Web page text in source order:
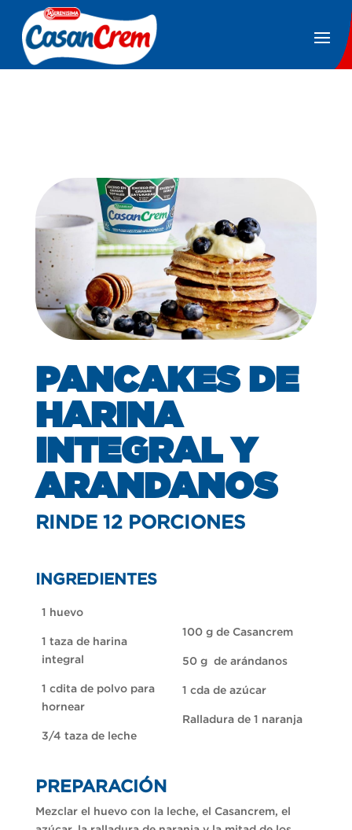
PANCAKES DE
HARINA
INTEGRAL Y
ARANDANOS
RINDE 12 PORCIONES
INGREDIENTES
1 huevo
1 taza de harina
integral
1 cdita de polvo para
hornear
3/4 taza de leche
100 g de Casancrem
50 g de arándanos
1 cda de azúcar
Ralladura de 1 naranja
PREPARACIÓN
Mezclar el huevo con la leche, el Casancrem, el